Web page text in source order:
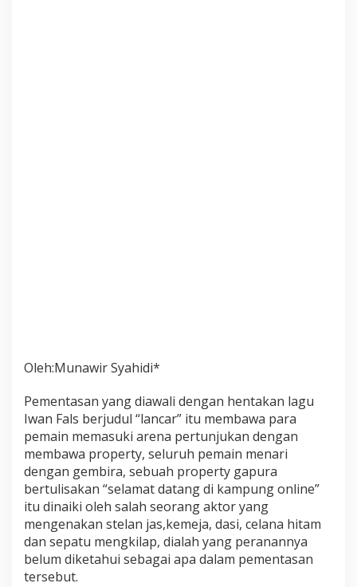
Oleh:Munawir Syahidi*
Pementasan yang diawali dengan hentakan lagu
Iwan Fals berjudul “lancar” itu membawa para
pemain memasuki arena pertunjukan dengan
membawa property, seluruh pemain menari
dengan gembira, sebuah property gapura
bertulisakan “selamat datang di kampung online”
itu dinaiki oleh salah seorang aktor yang
mengenakan stelan jas,kemeja, dasi, celana hitam
dan sepatu mengkilap, dialah yang peranannya
belum diketahui sebagai apa dalam pementasan
tersebut.